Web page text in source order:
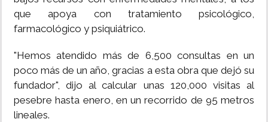
que apoya con tratamiento psicológico,
farmacológico y psiquiátrico.
"Hemos atendido más de 6,500 consultas en un
poco más de un año, gracias a esta obra que dejó su
fundador", dijo al calcular unas 120,000 visitas al
pesebre hasta enero, en un recorrido de 95 metros
lineales.